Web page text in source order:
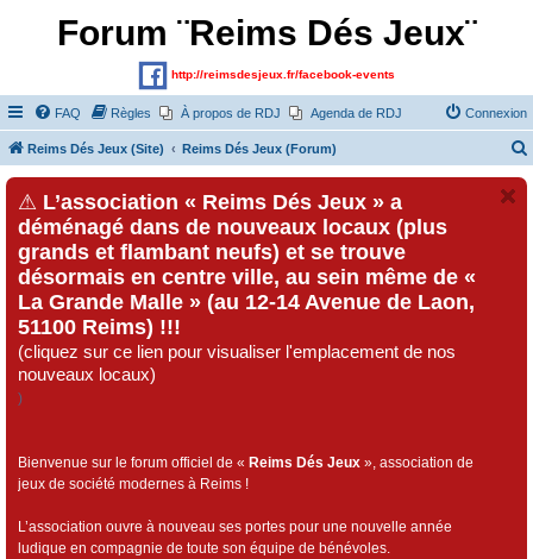
Forum ¨Reims Dés Jeux¨
http://reimsdesjeux.fr/facebook-events
FAQ Règles À propos de RDJ Agenda de RDJ Connexion
Reims Dés Jeux (Site) Reims Dés Jeux (Forum)
⚠ L’association « Reims Dés Jeux » a
déménagé dans de nouveaux locaux (plus
grands et flambant neufs) et se trouve
désormais en centre ville, au sein même de «
La Grande Malle » (au 12-14 Avenue de Laon,
51100 Reims) !!!
(cliquez sur ce lien pour visualiser l'emplacement de nos
nouveaux locaux)
)
Bienvenue sur le forum officiel de « Reims Dés Jeux », association de
jeux de société modernes à Reims !
L’association ouvre à nouveau ses portes pour une nouvelle année
ludique en compagnie de toute son équipe de bénévoles.